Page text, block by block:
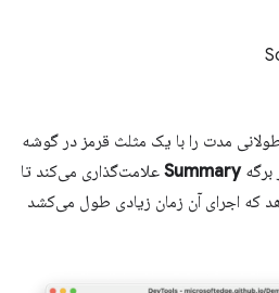
مدت را با یک مثلث قرمز در گوشه
برگهSummary علامت‌گذاری می‌کند تا
که اجرای آن زمان زیادی طول می‌کشد